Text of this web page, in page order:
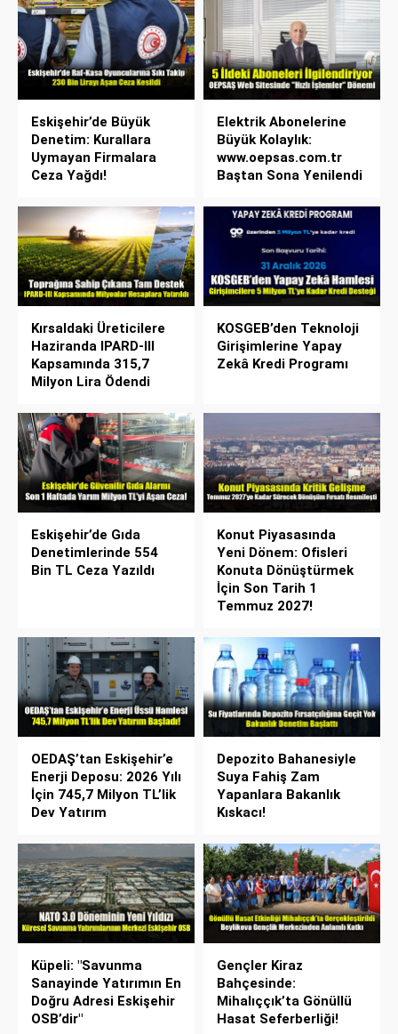
Eskişehir’de Büyük
Denetim: Kurallara
Uymayan Firmalara
Ceza Yağdı!
Elektrik Abonelerine
Büyük Kolaylık:
www.oepsas.com.tr
Baştan Sona Yenilendi
Kırsaldaki Üreticilere
Haziranda IPARD-III
Kapsamında 315,7
Milyon Lira Ödendi
KOSGEB’den Teknoloji
Girişimlerine Yapay
Zekâ Kredi Programı
Eskişehir’de Gıda
Denetimlerinde 554
Bin TL Ceza Yazıldı
Konut Piyasasında
Yeni Dönem: Ofisleri
Konuta Dönüştürmek
İçin Son Tarih 1
Temmuz 2027!
OEDAŞ’tan Eskişehir’e
Enerji Deposu: 2026 Yılı
İçin 745,7 Milyon TL’lik
Dev Yatırım
Depozito Bahanesiyle
Suya Fahiş Zam
Yapanlara Bakanlık
Kıskacı!
Küpeli: "Savunma
Sanayinde Yatırımın En
Doğru Adresi Eskişehir
OSB’dir"
Gençler Kiraz
Bahçesinde:
Mihalıççık’ta Gönüllü
Hasat Seferberliği!